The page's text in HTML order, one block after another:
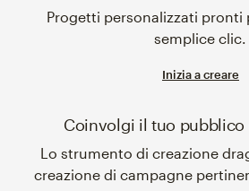
Progetti personalizzati pronti
semplice clic.
Inizia a creare
Coinvolgi il tuo pubblico
Lo strumento di creazione
creazione di campagne